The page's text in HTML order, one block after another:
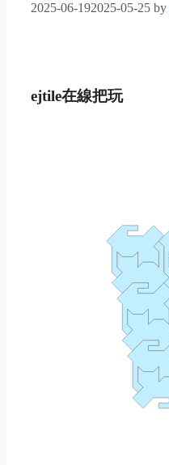
2025-06-192025-05-25 by
ejtile在線把玩